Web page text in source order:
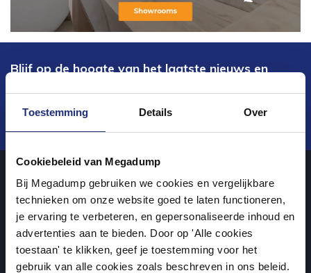
Toestemming Details Over
Cookiebeleid van Megadump
Bij Megadump gebruiken we cookies en vergelijkbare
technieken om onze website goed te laten functioneren,
je ervaring te verbeteren, en gepersonaliseerde inhoud en
advertenties aan te bieden. Door op 'Alle cookies
toestaan' te klikken, geef je toestemming voor het
gebruik van alle cookies zoals beschreven in ons beleid.
Blijf op de hoogte van het laatste nieuws en
Verstuur
Over ons
uw sanitairwinkel in Wormer waar u niet alleen in onze showroom
terecht kunt voor badkamertegels en sanitair, maar ook via de